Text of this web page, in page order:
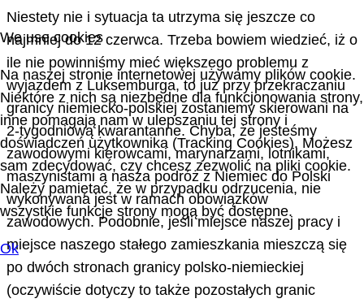
Niestety nie i sytuacja ta utrzyma się jeszcze co
najmniej do 12 czerwca. Trzeba bowiem wiedzieć, iż o
ile nie powinniśmy mieć większego problemu z
wyjazdem z Luksemburga, to już przy przekraczaniu
granicy niemiecko-polskiej zostaniemy skierowani na
2-tygodniową kwarantanne. Chyba, że jesteśmy
zawodowymi kierowcami, marynarzami, lotnikami,
maszynistami a nasza podróż z Niemiec do Polski
wykonywana jest w ramach obowiązków
zawodowych. Podobnie, jeśli miejsce naszej pracy i
miejsce naszego stałego zamieszkania mieszczą się
po dwóch stronach granicy polsko-niemieckiej
(oczywiście dotyczy to także pozostałych granic
We use cookies
Na naszej stronie internetowej używamy plików cookie.
Niektóre z nich są niezbędne dla funkcjonowania strony,
inne pomagają nam w ulepszaniu tej strony i
doświadczeń użytkownika (Tracking Cookies). Możesz
sam zdecydować, czy chcesz zezwolić na pliki cookie.
Należy pamiętać, że w przypadku odrzucenia, nie
wszystkie funkcje strony mogą być dostępne.
Ok